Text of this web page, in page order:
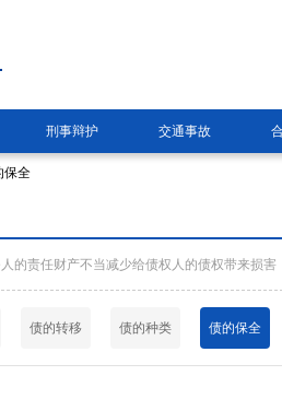
刑事辩护 交通事故
保全
的责任财产不当减少给债权人的债权带来损
债的转移 债的种类 债的保全